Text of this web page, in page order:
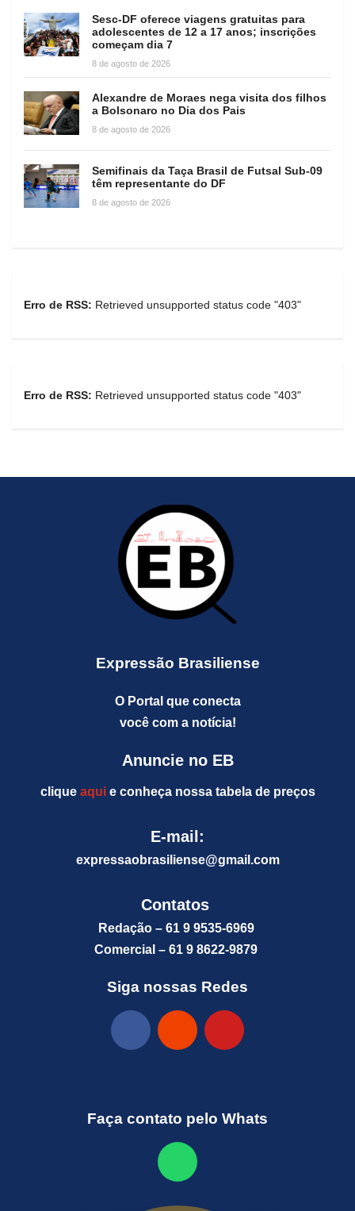
Sesc-DF oferece viagens gratuitas para
adolescentes de 12 a 17 anos; inscrições
começam dia 7
8 de agosto de 2026
Alexandre de Moraes nega visita dos filhos
a Bolsonaro no Dia dos Pais
8 de agosto de 2026
Semifinais da Taça Brasil de Futsal Sub-09
têm representante do DF
8 de agosto de 2026
Erro de RSS: Retrieved unsupported status code "403"
Erro de RSS: Retrieved unsupported status code "403"
Expressão Brasiliense
O Portal que conecta
você com a notícia!
Anuncie no EB
clique aquie conheça nossa tabela de preços
E-mail:
expressaobrasiliense@gmail.com
Contatos
Redação – 61 9 9535-6969
Comercial – 61 9 8622-9879
Siga nossas Redes
Faça contato pelo Whats